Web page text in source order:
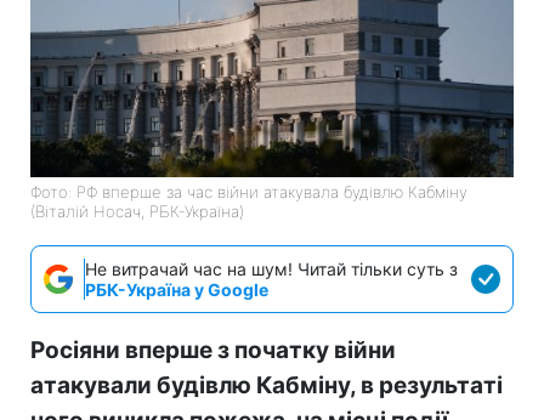
Фото: РФ вперше за час війни атакувала будівлю Кабміну
(Віталій Носач, РБК-Україна)
Не витрачай час на шум! Читай тільки суть з
РБК-Україна у Google
Росіяни вперше з початку війни
атакували будівлю Кабміну, в результаті